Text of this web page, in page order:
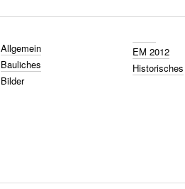
Allgemein
Bauliches
Bilder
EM 2012
Historisches